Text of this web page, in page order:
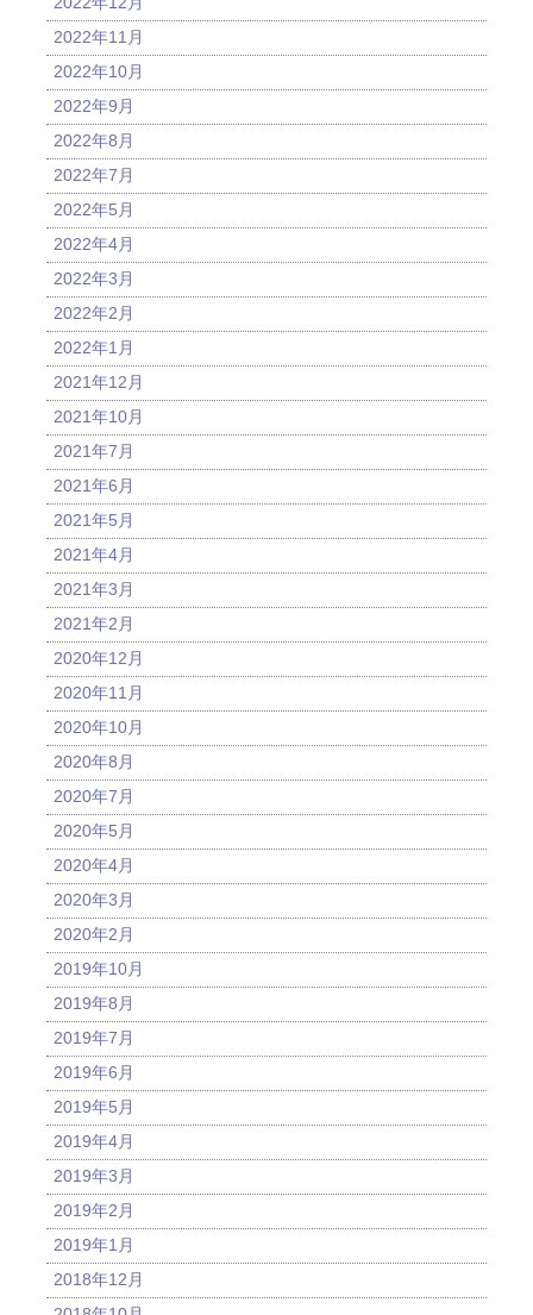
2022年11月
2022年10月
2022年9月
2022年8月
2022年7月
2022年5月
2022年4月
2022年3月
2022年2月
2022年1月
2021年12月
2021年10月
2021年7月
2021年6月
2021年5月
2021年4月
2021年3月
2021年2月
2020年12月
2020年11月
2020年10月
2020年8月
2020年7月
2020年5月
2020年4月
2020年3月
2020年2月
2019年10月
2019年8月
2019年7月
2019年6月
2019年5月
2019年4月
2019年3月
2019年2月
2019年1月
2018年12月